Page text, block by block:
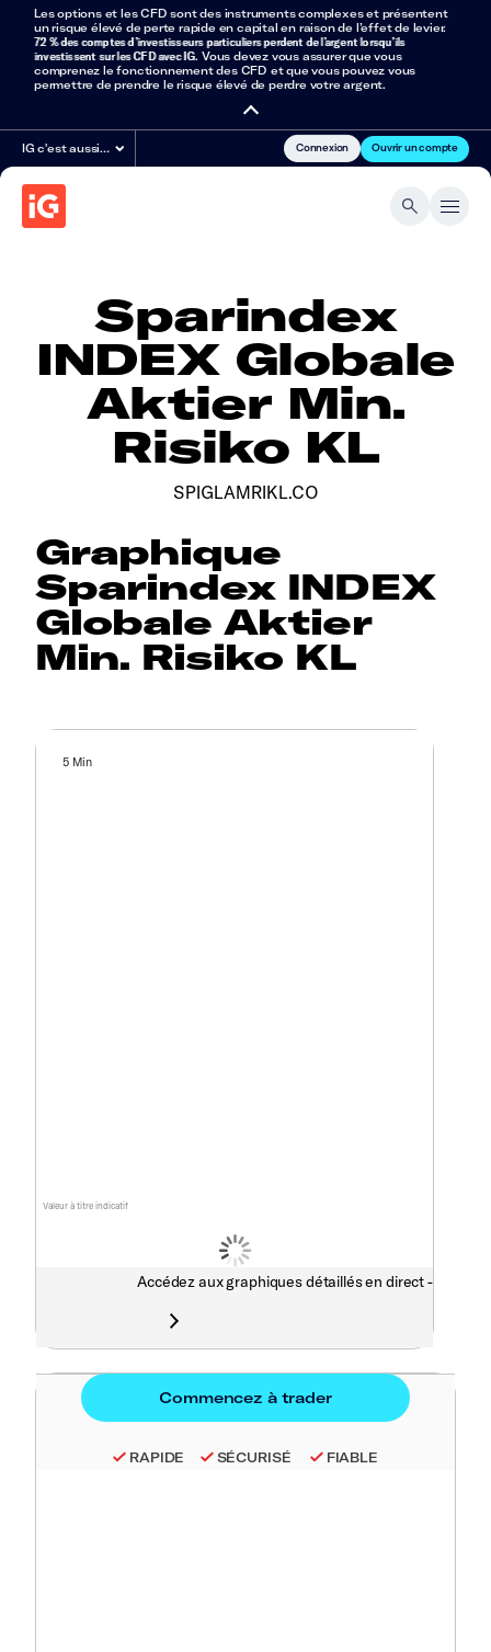
Les options et les CFD sont des instruments complexes et présentent
un risque élevé de perte rapide en capital en raison de l’effet de levier.
72 % des comptes d’investisseurs particuliers perdent de l’argent lorsqu’ils
investissent sur les CFD avec IG. Vous devez vous assurer que vous
comprenez le fonctionnement des CFD et que vous pouvez vous
permettre de prendre le risque élevé de perdre votre argent.
IG c'est aussi… Connexion Ouvrir un compte
Sparindex
INDEX Globale
Aktier Min.
Risiko KL
SPIGLAMRIKL.CO
Graphique
Sparindex INDEX
Globale Aktier
Min. Risiko KL
Valeur à titre indicatif
5 Min
Accédez aux graphiques détaillés en direct -
RAPIDE SÉCURISÉ FIABLE